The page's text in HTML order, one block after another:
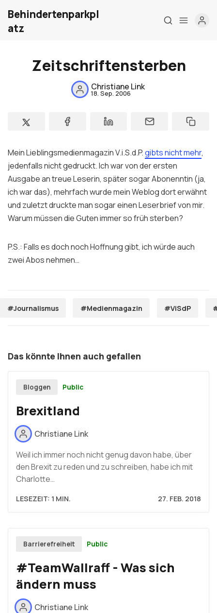
Home
Meine Firma
Kontakt
Sign up
Behindertenparkpl
atz
Zeitschriftensterben
Christiane Link
18. Sep. 2006
Mein Lieblingsmedienmagazin V.i.S.d.P.gibts nicht mehr,
jedenfalls nicht gedruckt. Ich war von der ersten
Ausgabe an treue Leserin, später sogar Abonenntin (ja,
ich war das), mehrfach wurde mein Weblog dort erwähnt
und zuletzt druckte man sogar einen Leserbrief von mir.
Warum müssen die Guten immer so früh sterben?
P.S.: Falls es doch noch Hoffnung gibt, ich würde auch
zwei Abos nehmen…
#Journalismus #Medienmagazin #ViSdP
Das könnte Ihnen auch gefallen
Bloggen Public
Brexitland
Christiane Link
Weil ich immer noch nicht genug davon habe, über
den Brexit zu reden und zu schreiben, habe ich mit
Charlotte…
LESEZEIT: 1 MIN. 27. FEB. 2018
Barrierefreiheit Public
#TeamWallraff - Was sich
ändern muss
Christiane Link